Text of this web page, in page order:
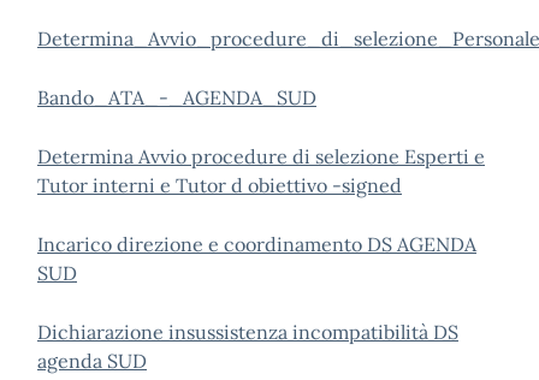
Bando_ATA_-_AGENDA_SUD
Determina Avvio procedure di selezione Esperti e
Tutor interni e Tutor d obiettivo -signed
Incarico direzione e coordinamento DS AGENDA
SUD
Dichiarazione insussistenza incompatibilità DS
agenda SUD